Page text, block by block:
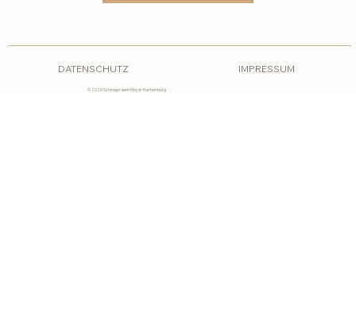
DATENSCHUTZ IMPRESSUM
© 2026 Schlosspraxen Meyer Hachenburg